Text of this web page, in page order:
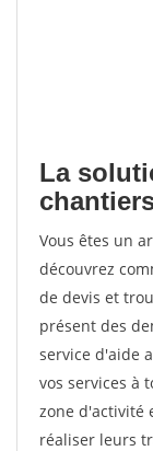
La
Vous êtes un
découvrez
de devis et
présent des
service d'aide
vos services à
zone d'activité
réaliser leurs